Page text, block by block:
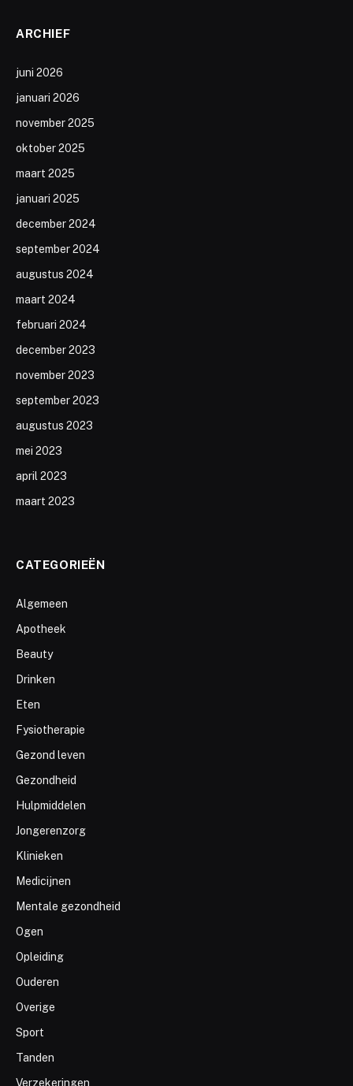
ARCHIEF
juni 2026
januari 2026
november 2025
oktober 2025
maart 2025
januari 2025
december 2024
september 2024
augustus 2024
maart 2024
februari 2024
december 2023
november 2023
september 2023
augustus 2023
mei 2023
april 2023
maart 2023
CATEGORIEËN
Algemeen
Apotheek
Beauty
Drinken
Eten
Fysiotherapie
Gezond leven
Gezondheid
Hulpmiddelen
Jongerenzorg
Klinieken
Medicijnen
Mentale gezondheid
Ogen
Opleiding
Ouderen
Overige
Sport
Tanden
Verzekeringen